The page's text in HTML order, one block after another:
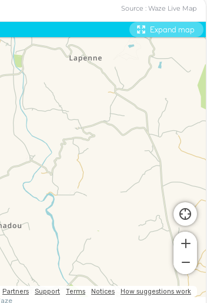
Source : Waze Live Map